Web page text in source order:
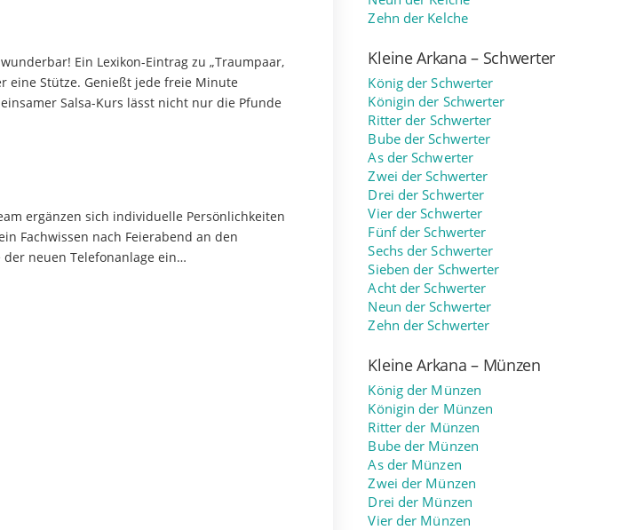
Ein Lexikon-Eintrag zu „Traumpaar,
eine Stütze. Genießt jede freie Minute
Salsa-Kurs lässt nicht nur die Pfunde
ergänzen sich individuelle Persönlichkeiten
Fachwissen nach Feierabend an den
neuen Telefonanlage ein…
Zehn der Kelche
Kleine Arkana – Schwerter
König der Schwerter
Königin der Schwerter
Ritter der Schwerter
Bube der Schwerter
As der Schwerter
Zwei der Schwerter
Drei der Schwerter
Vier der Schwerter
Fünf der Schwerter
Sechs der Schwerter
Sieben der Schwerter
Acht der Schwerter
Neun der Schwerter
Zehn der Schwerter
Kleine Arkana – Münzen
König der Münzen
Königin der Münzen
Ritter der Münzen
Bube der Münzen
As der Münzen
Zwei der Münzen
Drei der Münzen
Vier der Münzen